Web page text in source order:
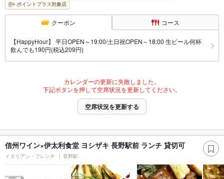
ポイントプラス対象店
クーポン コース
【HappyHour】 平日OPEN～19:00/土日祝OPEN～18:00 生ビール何杯
飲んでも190円(税込209円)
カレンダーの更新に失敗しました。
下記ボタンを押して空席状況を更新してください。
空席状況を更新する
信州ワイン×伊太利食堂 ヨシザキ 長野駅前 ランチ 貸切可
イタリアン・フレンチ 長野駅